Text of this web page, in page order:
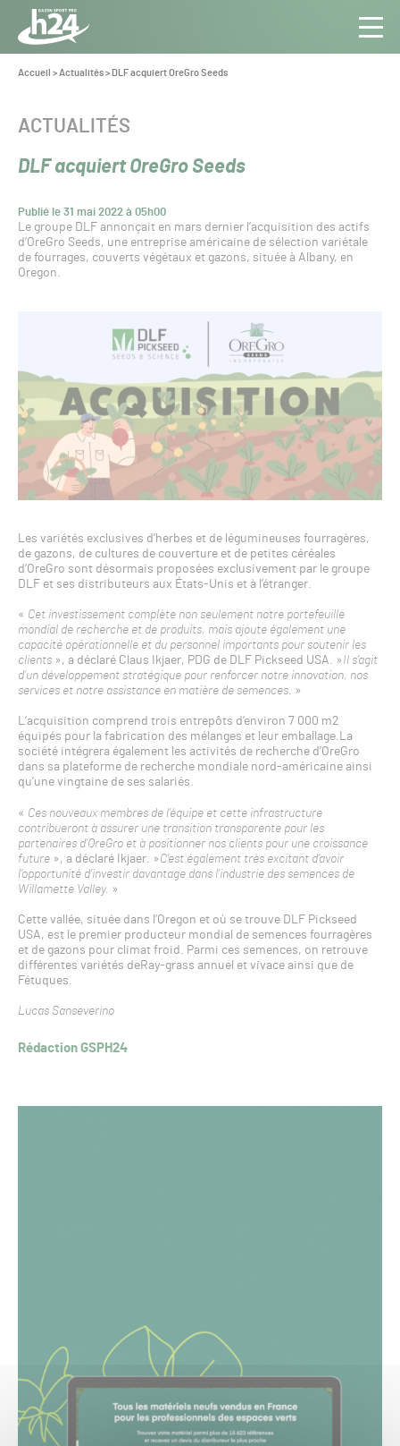
Panneau de gestion des cookies
Aller au contenu
Toute
l’info
Pro
Vous
Accueil >Actualités> DLF acquiert OreGro Seeds
DLF acquiert OreGro Seeds
Publié le 31 mai 2022 à 05h00
CATÉGORIE :
ACTUALITÉS
Le groupe DLF annonçait en mars dernier l’acquisition des actifs
d’OreGro Seeds, une entreprise américaine de sélection variétale
de fourrages, couverts végétaux et gazons, située à Albany, en
Oregon.
Les variétés exclusives d’herbes et de légumineuses fourragères,
de gazons, de cultures de couverture et de petites céréales
d’OreGro sont désormais proposées exclusivement par le groupe
DLF et ses distributeurs aux États-Unis et à l’étranger.
« Cet investissement complète non seulement notre portefeuille
mondial de recherche et de produits, mais ajoute également une
capacité opérationnelle et du personnel importants pour soutenir les
clients», a déclaré Claus Ikjaer, PDG de DLF Pickseed USA. » Il s’agit
d’un développement stratégique pour renforcer notre innovation, nos
services et notre assistance en matière de semences. »
L’acquisition comprend trois entrepôts d’environ 7 000 m2
équipés pour la fabrication des mélanges et leur emballage.La
société intégrera également les activités de recherche d’OreGro
dans sa plateforme de recherche mondiale nord-américaine ainsi
qu’une vingtaine de ses salariés.
« Ces nouveaux membres de l’équipe et cette infrastructure
contribueront à assurer une transition transparente pour les
partenaires d’OreGro et à positionner nos clients pour une croissance
future », a déclaré Ikjaer. » C’est également très excitant d’avoir
l’opportunité d’investir davantage dans l’industrie des semences de
Willamette Valley. »
Cette vallée, située dans l’Oregon et où se trouve DLF Pickseed
USA, est le premier producteur mondial de semences fourragères
et de gazons pour climat froid. Parmi ces semences, on retrouve
différentes variétés deRay-grass annuel et vivace ainsi que de
Fétuques.
Lucas Sanseverino
Rédaction GSPH24